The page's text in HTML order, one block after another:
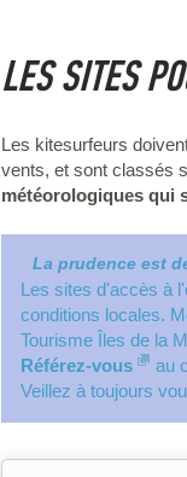
LES SITES
Les kitesurfeurs
vents, et sont classés
météorologiques qui
La prudence est
Les sites d'accès à
conditions locales.
Tourisme Îles de la
Référez-vous
au
Veillez à toujours